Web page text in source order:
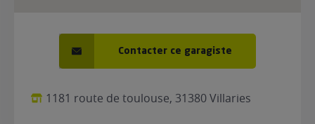
Contacter ce garagiste
1181 route de toulouse, 31380 Villaries